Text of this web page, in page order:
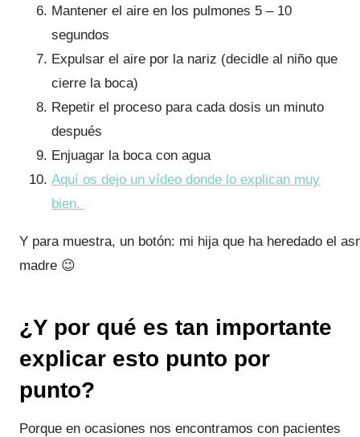
Mantener el aire en los pulmones 5 – 10
segundos
Expulsar el aire por la nariz (decidle al niño que
cierre la boca)
Repetir el proceso para cada dosis un minuto
después
Enjuagar la boca con agua
Aquí os dejo un vídeo donde lo explican muy
bien.
Y para muestra, un botón: mi hija que ha heredado el
madre 😉
¿Y por qué es tan importante
explicar esto punto por
punto?
Porque en ocasiones nos encontramos con pacientes